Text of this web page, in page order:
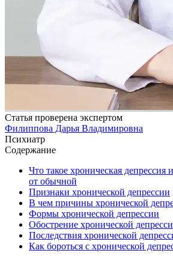
Статья проверена экспертом
Филиппова Дарья Владимировна
Психиатр
Содержание
Что такое хроническая депрессия
от обычной
Признаки хронической депрессии
В чем причины хронической
Формы хронической депрессии
Обострение хронической
Последствия хронической
Как бороться с хронической